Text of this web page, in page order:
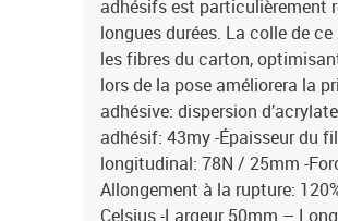
adhésifs est particulièrement
longues durées. La colle de
les fibres du carton,
lors de la pose améliorera la
adhésive: dispersion
adhésif: 43my -Épaisseur du
longitudinal: 78N / 25mm -
Allongement à la rupture:
Celsius -Largeur 50mm –